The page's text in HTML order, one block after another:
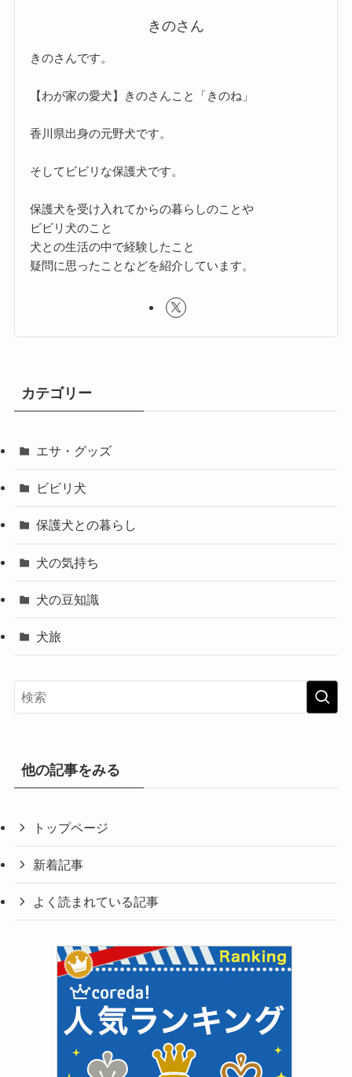
きのさん
きのさんです。
【わが家の愛犬】きのさんこと「きのね」
香川県出身の元野犬です。
そしてビビリな保護犬です。
保護犬を受け入れてからの暮らしのことや
ビビリ犬のこと
犬との生活の中で経験したこと
疑問に思ったことなどを紹介しています。
カテゴリー
エサ・グッズ
ビビリ犬
保護犬との暮らし
犬の気持ち
犬の豆知識
犬旅
他の記事をみる
トップページ
新着記事
よく読まれている記事